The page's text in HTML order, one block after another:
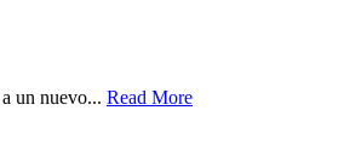
un nuevo... Read More